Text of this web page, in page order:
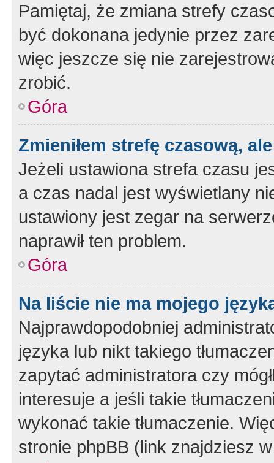
Pamiętaj, że zmiana strefy
być dokonana jedynie przez
więc jeszcze się nie
zrobić.
Góra
Zmieniłem strefę czasową,
Jeżeli ustawiona strefa czasu
a czas nadal jest wyświetlany
ustawiony jest zegar na
naprawił ten problem.
Góra
Na liście nie ma mojego
Najprawdopodobniej
języka lub nikt takiego
zapytać administratora czy
interesuje a jeśli takie
wykonać takie tłumaczenie.
stronie phpBB (link znajdziesz